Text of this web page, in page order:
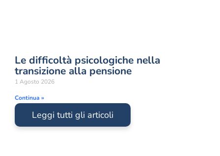
Le difficoltà psicologiche nella
transizione alla pensione
1 Agosto 2026
Continua »
Leggi tutti gli articoli